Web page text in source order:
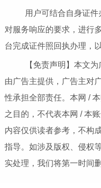
用户可结合自身证件
对服务响应的要求，进行
台完成证件照回执办理，
【免责声明】本文为
由广告主提供，广告主对
性承担全部责任。本网 /
之目的，不代表本网 / 本
内容仅供读者参考，不构
指导。如涉及版权、侵权
实处理，我们将第一时间删